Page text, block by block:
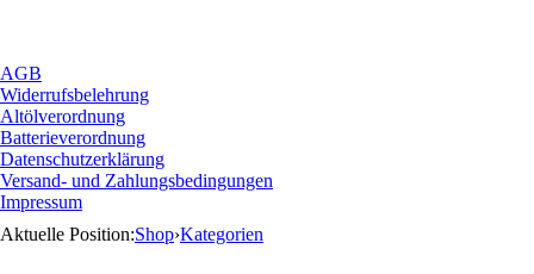
AGB
Widerrufsbelehrung
Altölverordnung
Batterieverordnung
Datenschutzerklärung
Versand- und Zahlungsbedingungen
Impressum
Aktuelle Position:Shop›Kategorien